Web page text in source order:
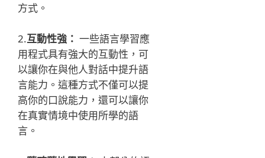
方式。
2.互動性強： 一些語言學習應
用程式具有強大的互動性，可
以讓你在與他人對話中提升語
言能力。這種方式不僅可以提
高你的口說能力，還可以讓你
在真實情境中使用所學的語
言。